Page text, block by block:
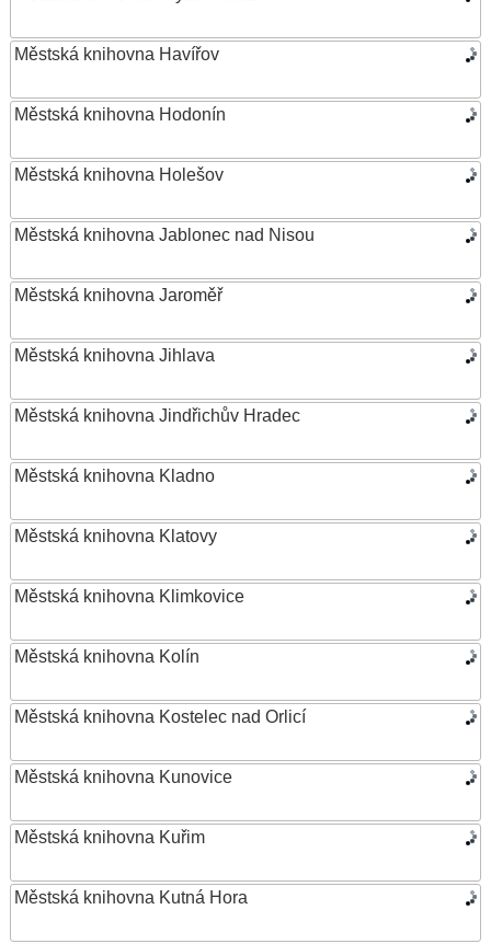
Městská knihovna Havířov
Městská knihovna Hodonín
Městská knihovna Holešov
Městská knihovna Jablonec nad Nisou
Městská knihovna Jaroměř
Městská knihovna Jihlava
Městská knihovna Jindřichův Hradec
Městská knihovna Kladno
Městská knihovna Klatovy
Městská knihovna Klimkovice
Městská knihovna Kolín
Městská knihovna Kostelec nad Orlicí
Městská knihovna Kunovice
Městská knihovna Kuřim
Městská knihovna Kutná Hora